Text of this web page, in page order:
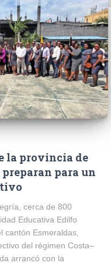
la provincia de
preparan para un
cerca de 800
Educativa Edilfo
cantón Esmeraldas,
del régimen Costa–
arrancó con la